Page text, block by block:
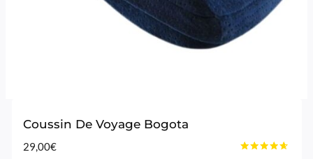
Coussin De Voyage Bogota
29,00€